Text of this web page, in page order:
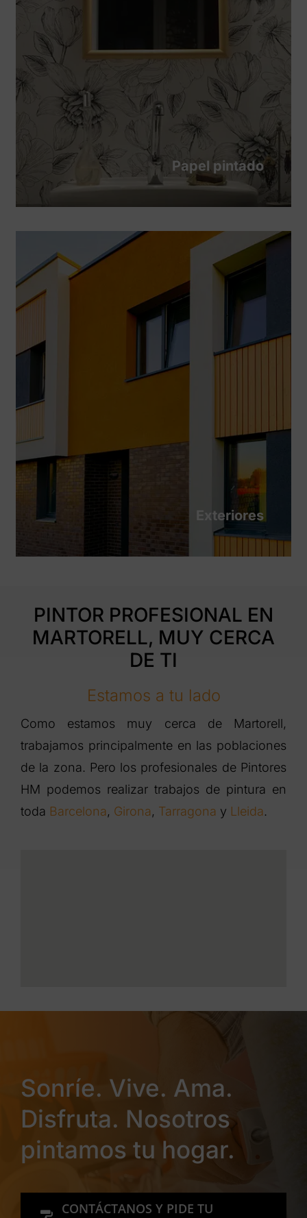
Papel pintado
Exteriores
PINTOR PROFESIONAL EN
MARTORELL, MUY CERCA
DE TI
Estamos a tu lado
Como estamos muy cerca de Martorell,
trabajamos principalmente en las poblaciones
de la zona. Pero los profesionales de Pintores
HM podemos realizar trabajos de pintura en
toda Barcelona, Girona, Tarragona y Lleida.
Sonríe. Vive. Ama.
Disfruta. Nosotros
pintamos tu hogar.
CONTÁCTANOS Y PIDE TU